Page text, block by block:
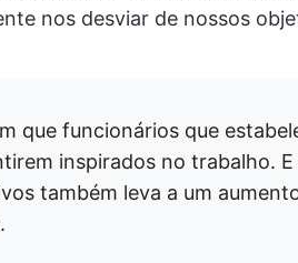
nos desviar de nossos
que funcionários que
inspirados no trabalho.
também leva a um